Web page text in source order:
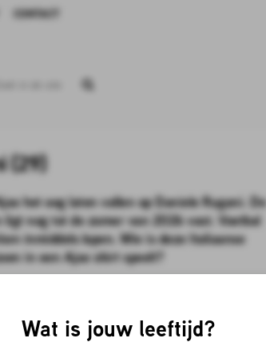
CONTACT
(29)
het oog laten vallen op Daniele Rugani. De
nog tot de zomer van 2026 vast. Voetbal
inmiddels lopen. Wie is deze Italiaanse
in een Ajax shirt speelt?
van Florence. Hij begon al jong met voetballen en bleek
doorliep daar het grootste deel van zijn opleiding. Na
achttiende naar Juventus op huurbasis. Hij speelde dat
Wat is jouw leeftijd?